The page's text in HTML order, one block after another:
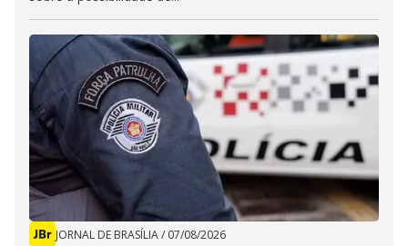
JORNAL DE BRASÍLIA/ 07/08/2026